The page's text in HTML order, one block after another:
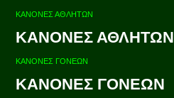
ΚΑΝΟΝΕΣ ΑΘΛΗΤΩΝ
ΚΑΝΟΝΕΣ ΑΘΛΗΤΩΝ
ΚΑΝΟΝΕΣ ΓΟΝΕΩΝ
ΚΑΝΟΝΕΣ ΓΟΝΕΩΝ